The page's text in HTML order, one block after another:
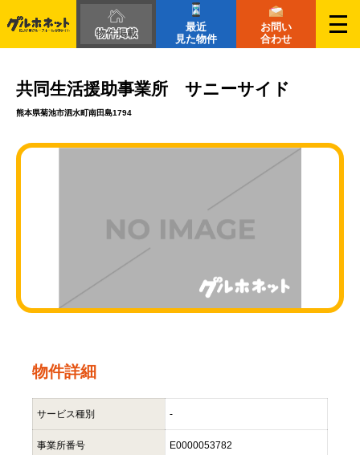
物件掲載
最近
見た物件
お問い
合わせ
共同生活援助事業所 サニーサイド
熊本県菊池市泗水町南田島1794
物件詳細
サービス種別 -
事業所番号 E0000053782